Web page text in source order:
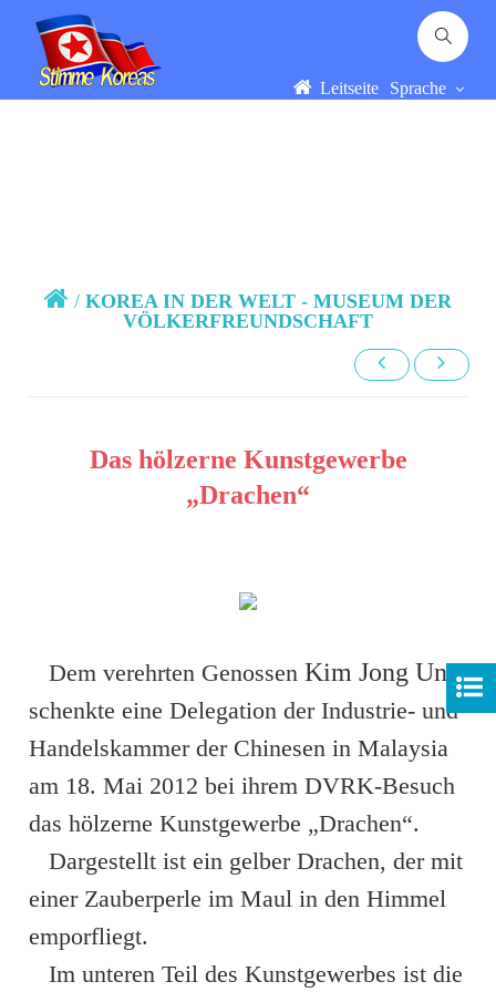
Leitseite Sprache
/ KOREA IN DER WELT - MUSEUM DER
VÖLKERFREUNDSCHAFT
Das hölzerne Kunstgewerbe
„Drachen“
Dem verehrten GenossenKim Jong Un
schenkte eine Delegation der Industrie- und
Handelskammer der Chinesen in Malaysia
am 18. Mai 2012 bei ihrem DVRK-Besuch
das hölzerne Kunstgewerbe „Drachen“.
Dargestellt ist ein gelber Drachen, der mit
einer Zauberperle im Maul in den Himmel
emporfliegt.
Im unteren Teil des Kunstgewerbes ist die